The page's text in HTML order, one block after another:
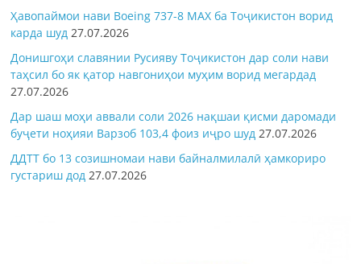
Ҳавопаймои нави Boeing 737-8 MAX ба Тоҷикистон ворид
карда шуд 27.07.2026
Донишгоҳи славянии Русияву Тоҷикистон дар соли нави
таҳсил бо як қатор навгониҳои муҳим ворид мегардад
27.07.2026
Дар шаш моҳи аввали соли 2026 нақшаи қисми даромади
буҷети ноҳияи Варзоб 103,4 фоиз иҷро шуд 27.07.2026
ДДТТ бо 13 созишномаи нави байналмилалӣ ҳамкориро
густариш дод 27.07.2026